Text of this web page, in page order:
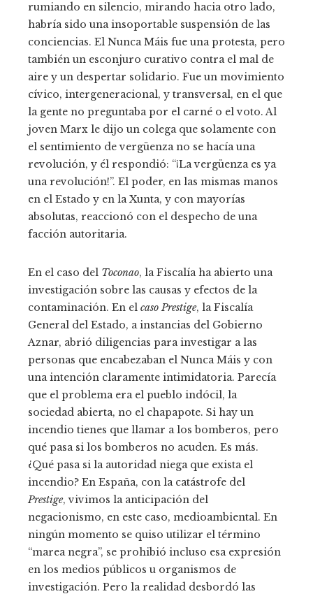
rumiando en silencio, mirando hacia otro lado,
habría sido una insoportable suspensión de las
conciencias. El Nunca Máis fue una protesta, pero
también un esconjuro curativo contra el mal de
aire y un despertar solidario. Fue un movimiento
cívico, intergeneracional, y transversal, en el que
la gente no preguntaba por el carné o el voto. Al
joven Marx le dijo un colega que solamente con
el sentimiento de vergüenza no se hacía una
revolución, y él respondió: “¡La vergüenza es ya
una revolución!”. El poder, en las mismas manos
en el Estado y en la Xunta, y con mayorías
absolutas, reaccionó con el despecho de una
facción autoritaria.
En el caso del Toconao, la Fiscalía ha abierto una
investigación sobre las causas y efectos de la
contaminación. En el caso Prestige, la Fiscalía
General del Estado, a instancias del Gobierno
Aznar, abrió diligencias para investigar a las
personas que encabezaban el Nunca Máis y con
una intención claramente intimidatoria. Parecía
que el problema era el pueblo indócil, la
sociedad abierta, no el chapapote. Si hay un
incendio tienes que llamar a los bomberos, pero
qué pasa si los bomberos no acuden. Es más.
¿Qué pasa si la autoridad niega que exista el
incendio? En España, con la catástrofe del
Prestige, vivimos la anticipación del
negacionismo, en este caso, medioambiental. En
ningún momento se quiso utilizar el término
“marea negra”, se prohibió incluso esa expresión
en los medios públicos u organismos de
investigación. Pero la realidad desbordó las